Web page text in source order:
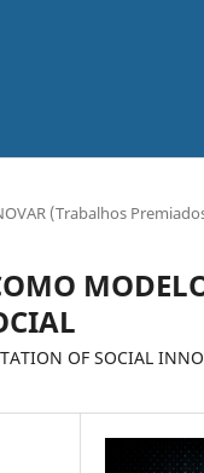
(Trabalhos
OF SOCIAL